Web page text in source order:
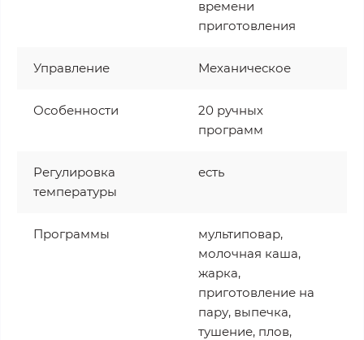
времени
приготовления
Управление Механическое
Особенности
20 ручных
программ
Регулировка
температуры
есть
Программы
мультиповар,
молочная каша,
жарка,
приготовление на
пару, выпечка,
тушение, плов,